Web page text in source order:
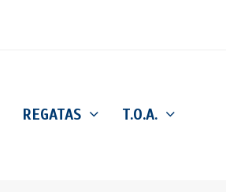
REGATAS T.O.A.